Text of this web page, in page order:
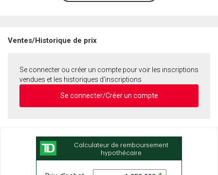
Ventes/Historique de prix
Se connecter ou créer un compte pour voir les inscriptions
vendues et les historiques d'inscriptions
Se connecter/Créer un compte